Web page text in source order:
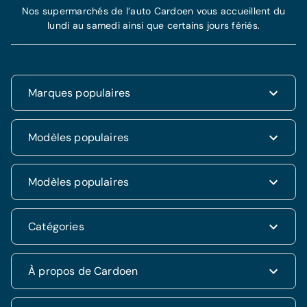
Marques populaires
Renault
Dacia
Volkswagen
Hyundai
Kia
Mercedes
Opel
Seat
Modèles populaires
Renault Clio
Fiat 500
Hyundai Tucson
Kia Rio
Nissan Qashqai
Mercedes CLA
Renault Captur
Modèles populaires
Hyundai i20
Jeep Renegade
Volkswagen Golf VII
Alfa Romeo Giulietta
Catégories
SUV & 4x4
Break
Nos supermarchés de l’auto Cardoen vous accueillent du
lundi au samedi ainsi que certains jours fériés.
À propos de Cardoen